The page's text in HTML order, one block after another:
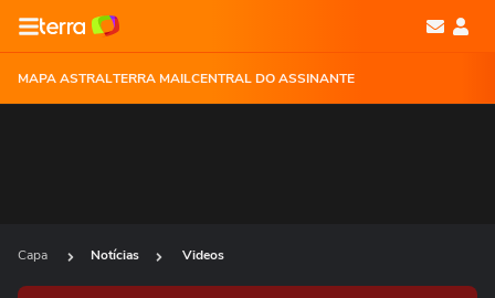
MAPA ASTRALTERRA MAILCENTRAL DO ASSINANTE
Capa Notícias Videos